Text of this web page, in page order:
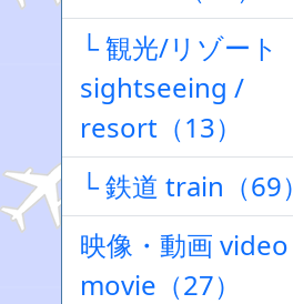
└ 観光/リゾート
sightseeing /
resort（13）
└ 鉄道 train（69）
映像・動画 video
movie（27）